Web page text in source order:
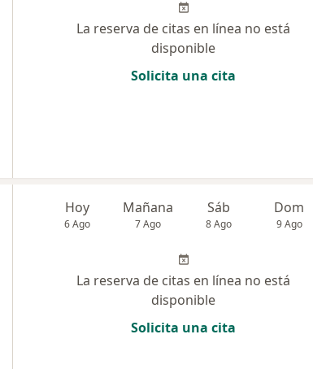
La reserva de citas en línea no está
disponible
Solicita una cita
Hoy
6 Ago
Mañana
7 Ago
Sáb
8 Ago
Dom
9 Ago
La reserva de citas en línea no está
disponible
Solicita una cita